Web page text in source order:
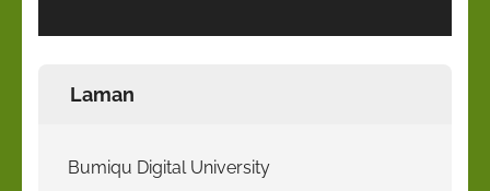
Laman
Bumiqu Digital University